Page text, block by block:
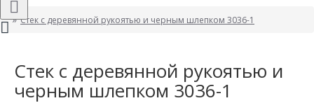
Стек с деревянной рукоятью и черным шлепком 3036-1
Стек с деревянной рукоятью и
черным шлепком 3036-1